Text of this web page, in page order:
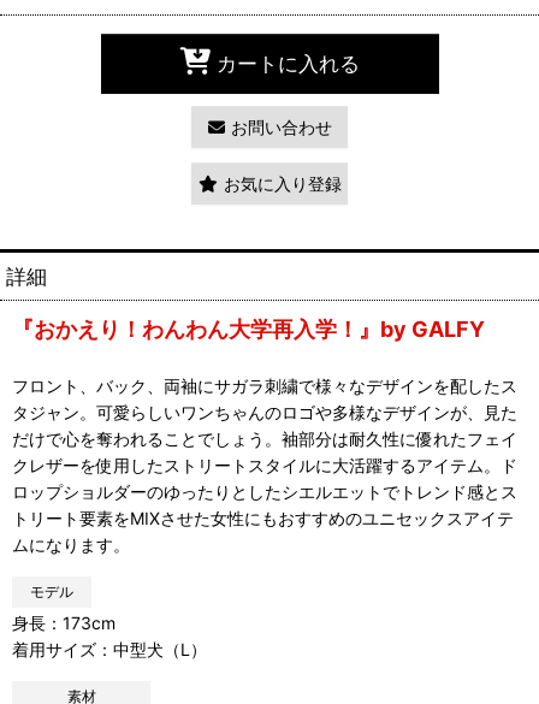
カートに入れる
お問い合わせ
お気に入り登録
詳細
『おかえり！わんわん大学再入学！』by GALFY
フロント、バック、両袖にサガラ刺繍で様々なデザインを配したス
タジャン。可愛らしいワンちゃんのロゴや多様なデザインが、見た
だけで心を奪われることでしょう。袖部分は耐久性に優れたフェイ
クレザーを使用したストリートスタイルに大活躍するアイテム。ド
ロップショルダーのゆったりとしたシエルエットでトレンド感とス
トリート要素をMIXさせた女性にもおすすめのユニセックスアイテ
ムになります。
モデル
身長：173cm
着用サイズ：中型犬（L）
素材